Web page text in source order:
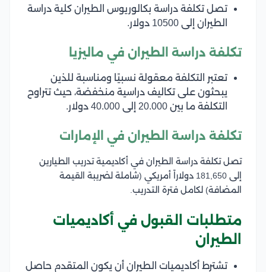
تصل تكلفة دراسة بكالوريوس الطيران كلية دراسة
الطيران إلى 10500 دولار.
تكلفة دراسة الطيران في ماليزيا
تعتبر التكلفة معقولة نسبيًا ومناسبة للذين
يبحثون على تكاليف دراسية منخفضة، حيث تتراوح
التكلفة ما بين 20.000 إلى 40.000 دولار.
تكلفة دراسة الطيران في الإمارات
تصل تكلفة دراسة الطيران في أكاديمية تدريب الطيارين
إلى 181,650 دولاراً أمريكي (شاملة لضريبة القيمة
المضافة) لكامل فترة التدريب.
متطلبات القبول في أكاديميات
الطيران
تشترط أكاديميات الطيران أن يكون المتقدم حاصل